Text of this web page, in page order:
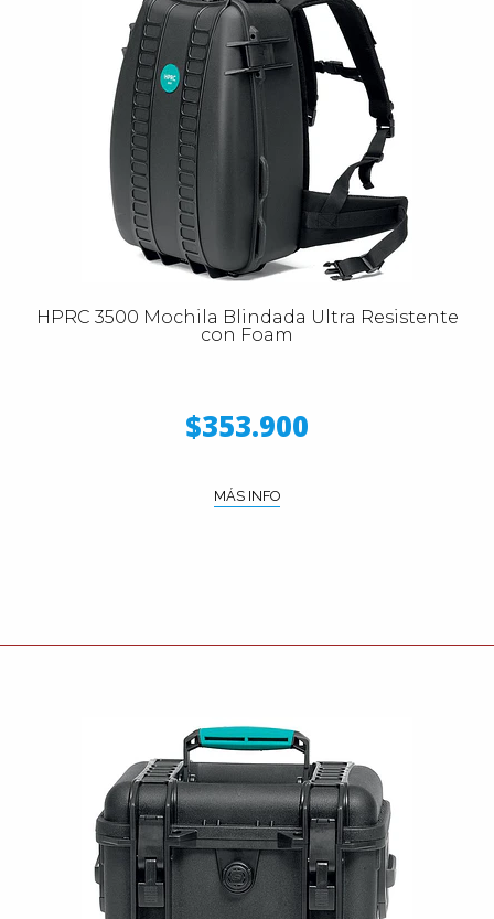
HPRC 3500 Mochila Blindada Ultra Resistente
con Foam
$353.900
MÁS INFO